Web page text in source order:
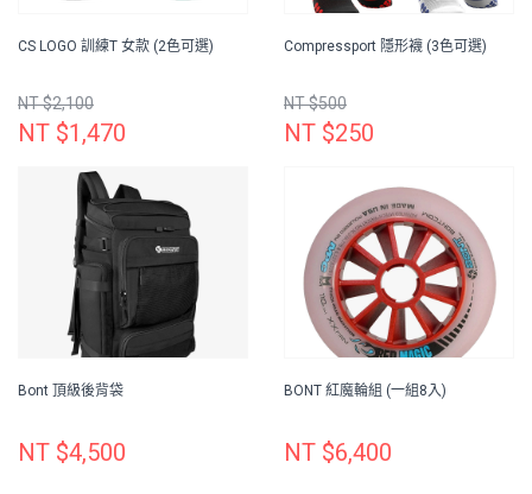
CS LOGO 訓練T 女款 (2色可選)
NT $2,100
NT $1,470
Compressport 隱形襪 (3色可選)
NT $500
NT $250
Bont 頂級後背袋
NT $4,500
BONT 紅魔輪組 (一組8入)
NT $6,400